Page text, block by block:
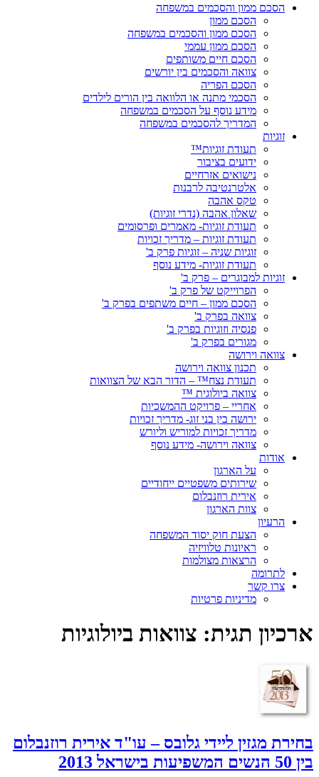
הסכם ממון והסכמים במשפחה
הסכם ממון
הסכם ממון והסכמים במשפחה
הסכם ממון עממי
הסכם חיים משותפים
צוואה והסכמים בין יורשים
הסכם הפריה
הסכמי מתנה או הלוואה בין הורים לילדים
מידע נוסף על הסכמים במשפחה
המדריך להסכמים במשפחה
זוגיות
תעודת זוגיות™
ידועים בציבור
נישואים אזרחיים
אלטרנטיבה לרבנות
טקס אהבה
שאלון אהבה (נדרי זוגיות)
תעודת זוגיות- מאמרים ופרסומים
תעודת זוגיות – מדריך זכויות
זוגיות שניה – זוגיות פרק ב'
תעודת זוגיות- מידע נוסף
זוגיות למבוגרים – פרק ב'
הפרוייקט של פרק ב'
הסכם ממון – חיים משתפים בפרק ב'
צוואה בפרק ב'
פנסיה וזוגיות בפרק ב'
מגורים בפרק ב'
צוואה וירושה
תכנון צוואה וירושה
תעודת נצח™ – הדור הבא של הצוואות
צוואה ביולוגית ™
אחריי – פרויקט ההמשכיות
ירושה בין בני זוג- מדריך זכויות
מדריך זכויות למוריש וליורש
צוואה וירושה- מידע נוסף
אודות
על הארגון
שירותים משפטיים ייחודיים
אירית רוזנבלום
צוות הארגון
הרעיון
הצעת חוק יסוד המשפחה
ראיונות טלוויזיה
הרצאות מצולמות
לתרומה
צרו קשר
מדיניות פרטיות
ארכיון תגית: צוואות ביולוגיות
בחירת מגזין ליידי גלובס – עו"ד אירית רוזנבלום
בין 50 הנשים המשפיעות בישראל 2013